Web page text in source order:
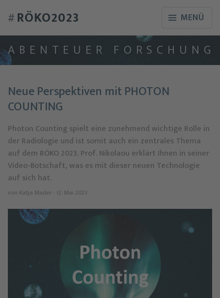
#RÖKO2023 MENÜ
A B E N T E U E R F O R S C H U N G
Neue Perspektiven mit PHOTON
COUNTING
Photon Counting spielt eine zunehmend wichtige Rolle in
der Radiologie und ist somit auch ein zentrales Thema
auf dem RÖKO 2023. Prof. Nikolaou erklärt Ihnen in seiner
Video-Botschaft, was es mit dieser neuen Technologie
auf sich hat.
von Katja Mader · 12. Mai 2023